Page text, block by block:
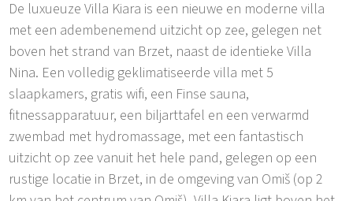
De luxueuze Villa Kiara is een nieuwe en moderne villa
met een adembenemend uitzicht op zee, gelegen net
boven het strand van Brzet, naast de identieke Villa
Nina. Een volledig geklimatiseerde villa met 5
slaapkamers, gratis wifi, een Finse sauna,
fitnessapparatuur, een biljarttafel en een verwarmd
zwembad met hydromassage, met een fantastisch
uitzicht op zee vanuit het hele pand, gelegen op een
rustige locatie in Brzet, in de omgeving van Omiš (op 2